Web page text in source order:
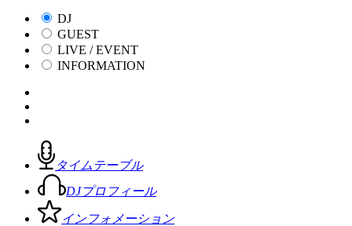
DJ
GUEST
LIVE / EVENT
INFORMATION
タイムテーブル
DJプロフィール
インフォメーション